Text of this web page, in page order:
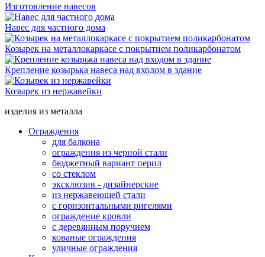
Изготовление навесов
Навес для частного дома
Козырек на металлокаркасе с покрытием поликарбонатом
Крепление козырька навеса над входом в здание
Козырек из нержавейки
изделия из металла
Ограждения
для балкона
ограждения из черной стали
бюджетный вариант перил
со стеклом
эксклюзив - дизайнерские
из нержавеющей стали
с горизонтальными ригелями
ограждение кровли
с деревянным поручнем
кованые ограждения
уличные ограждения